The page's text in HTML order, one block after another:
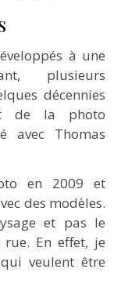
à une
plusieurs
décennies
de la photo
avec Thomas
en 2009 et
des modèles.
et pas le
En effet, je
veulent être